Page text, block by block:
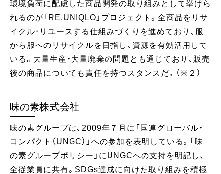
環境負荷に配慮した商品開発の取り組みとして挙げら
れるのが「RE.UNIQLO」プロジェクト。全商品をリサ
イクル・リユースする仕組みづくりを進めており、服
から服へのリサイクルを目指し、資源を有効活用して
いる。大量生産・大量廃棄の問題とも通じており、販売
後の商品についても責任を持つスタンスだ。（※２）
味の素株式会社
味の素グループは、2009年７月に「国連グローバル・
コンパクト（UNGC）」への参加を表明している。「味
の素グループポリシー」にUNGCへの支持を明記し、
全従業員に共有。SDGs達成に向けた取り組みを積極